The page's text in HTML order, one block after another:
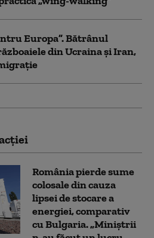
Europa”. Bătrânul
din Ucraina și Iran,
România pierde sume
colosale din cauza
lipsei de stocare a
energiei, comparativ
cu Bulgaria. „Miniștrii